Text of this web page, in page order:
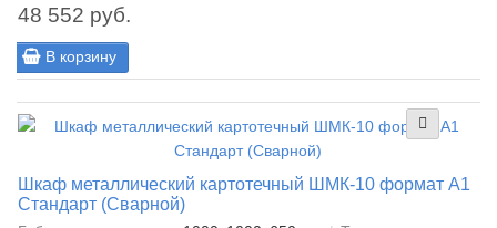
48 552 руб.
В корзину
Шкаф металлический картотечный ШМК-10 формат А1
Стандарт (Сварной)